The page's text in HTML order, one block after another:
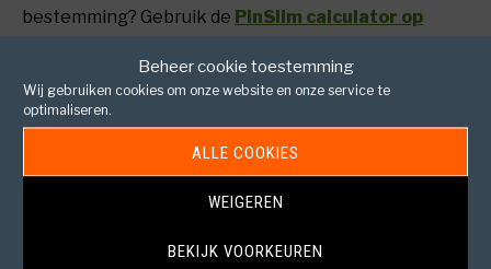
Beheer cookie toestemming
Wij gebruiken cookies om onze website en onze service te
optimaliseren.
ALLE COOKIES
WEIGEREN
BEKIJK VOORKEUREN
bestemming? Gebruik de PinSlim calculator op
van actuele wisselkoersen.
Waarom gelden deze kosten niet
in de eurozone?